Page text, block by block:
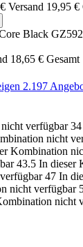
Versand 19,95 €
Black
18,65 € Gesamt
2.197
verfügbar 34
nicht
Kombination
43.5 In dieser
47 In
nicht verfügbar
nicht